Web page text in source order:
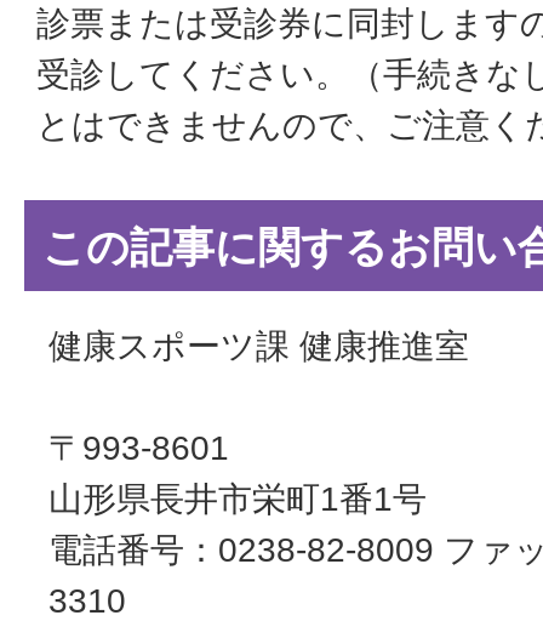
診票または受診券に同封します
受診してください。（手続きな
とはできませんので、ご注意く
この記事に関するお問い
健康スポーツ課 健康推進室
〒993-8601
山形県長井市栄町1番1号
電話番号：0238-82-8009 ファ
3310